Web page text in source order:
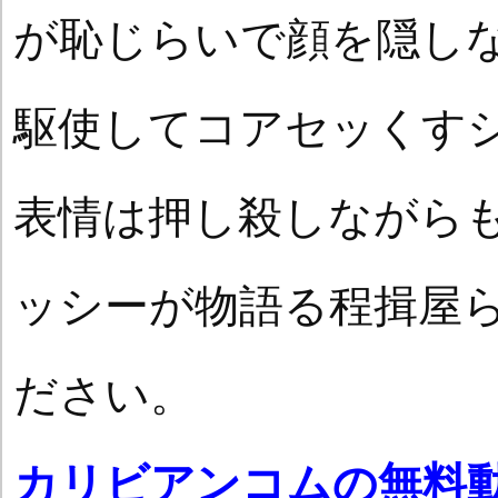
が恥じらいで顔を隠し
駆使してコアセッくす
表情は押し殺しながら
ッシーが物語る程揖屋
ださい。
カリビアンコムの無料